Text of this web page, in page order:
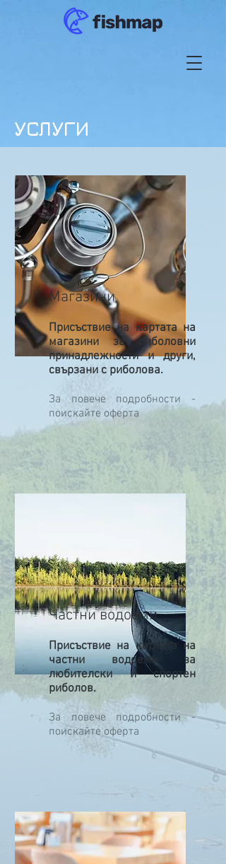
УСЛУГИ
Магазини
Присъствие на картата на
магазини за риболовни
принадлежности и други,
свързани с риболова.
За повече подробности -
поискайте оферта
Частни водоеми
Присъствие на картата на
частни водоеми за
любителски и спортен
риболов.
За повече подробности -
поискайте оферта